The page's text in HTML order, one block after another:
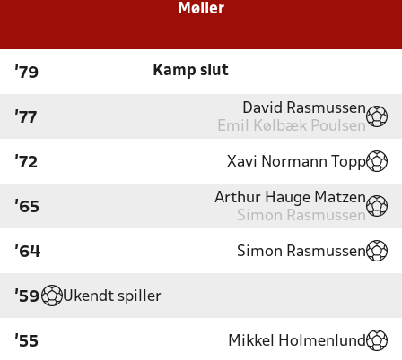
Møller
'79 Kamp slut
'77
David Rasmussen
Emil Kølbæk Poulsen
'72 Xavi Normann Topp
'65
Arthur Hauge Matzen
Simon Rasmussen
'64 Simon Rasmussen
'59 Ukendt spiller
'55 Mikkel Holmenlund